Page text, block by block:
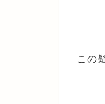
この